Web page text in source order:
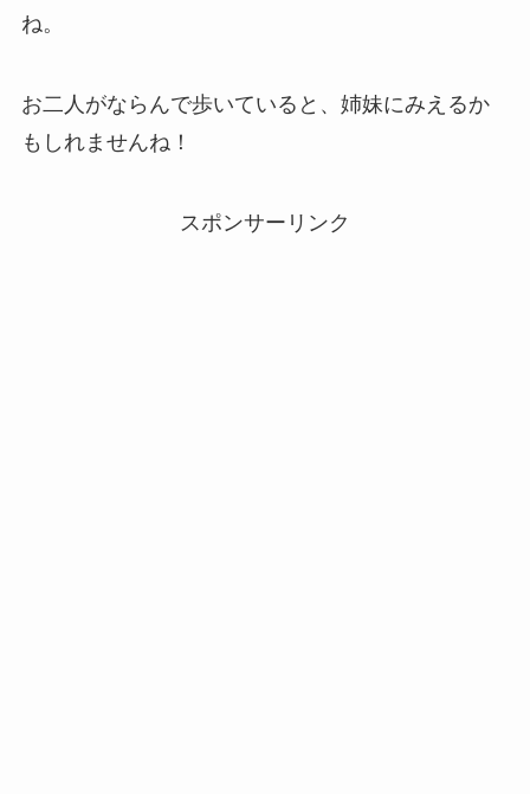
ね。
お二人がならんで歩いていると、姉妹にみえるか
もしれませんね！
スポンサーリンク